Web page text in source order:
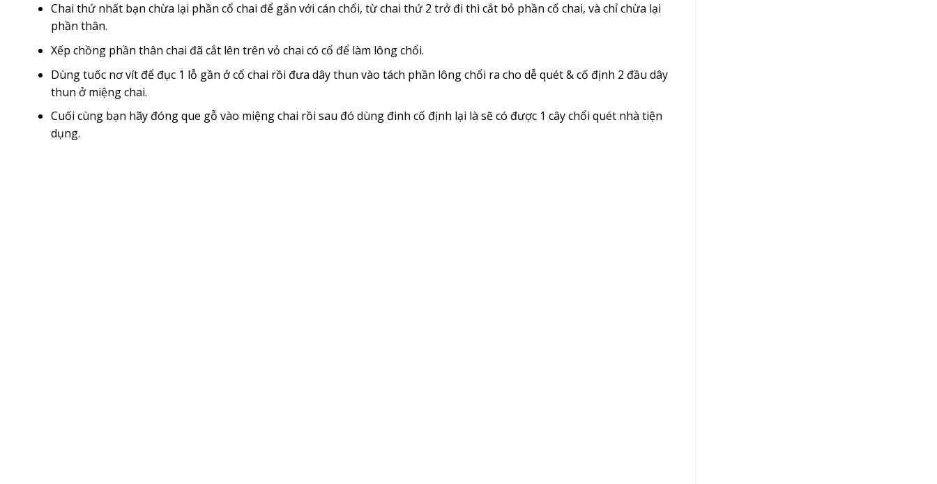
Chai thứ nhất bạn chừa lại phần cổ chai để gắn với cán chổi, từ chai thứ 2 trở đi thì cắt bỏ phần cổ chai, và chỉ chừa lại
phần thân.
Xếp chồng phần thân chai đã cắt lên trên vỏ chai có cổ để làm lông chổi.
Dùng tuốc nơ vít để đục 1 lỗ gần ở cổ chai rồi đưa dây thun vào tách phần lông chổi ra cho dễ quét & cố định 2 đầu dây
thun ở miệng chai.
Cuối cùng bạn hãy đóng que gỗ vào miệng chai rồi sau đó dùng đinh cố định lại là sẽ có được 1 cây chổi quét nhà tiện
dụng.